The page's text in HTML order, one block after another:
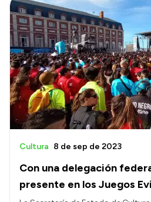
Con una delegación
presente en los Juegos
Cultura 8 de sep de 2023